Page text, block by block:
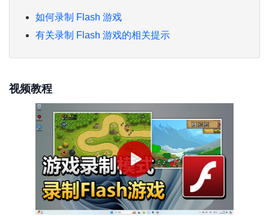
如何录制 Flash 游戏
有关录制 Flash 游戏的相关提示
视频教程